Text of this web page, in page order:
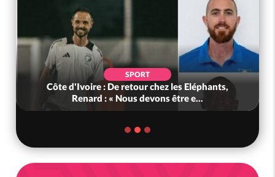
SPORT
Côte d'Ivoire : De retour chez les Eléphants,
Renard : « Nous devons être e...